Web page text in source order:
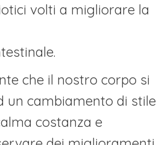
volti a migliorare la
che il nostro corpo si
un cambiamento di stile
costanza e